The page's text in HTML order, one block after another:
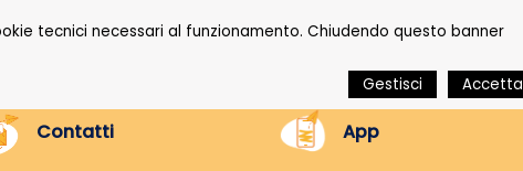
tecnici necessari al funzionamento. Chiudendo questo banner
Gestisci Accetta
Contatti App